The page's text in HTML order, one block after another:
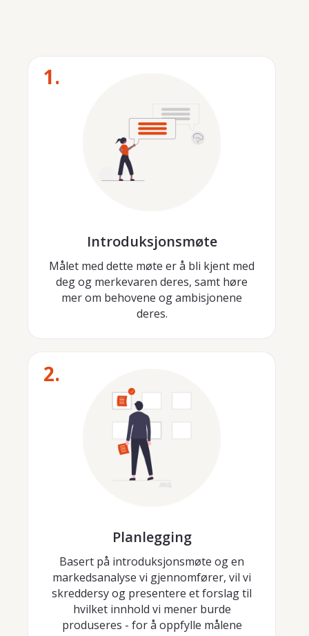
Introduksjonsmøte
Målet med dette møte er å bli kjent med
deg og merkevaren deres, samt høre
mer om behovene og ambisjonene
deres.
1.
Planlegging
Basert på introduksjonsmøte og en
markedsanalyse vi gjennomfører, vil vi
skreddersy og presentere et forslag til
hvilket innhold vi mener burde
produseres - for å oppfylle målene
2.